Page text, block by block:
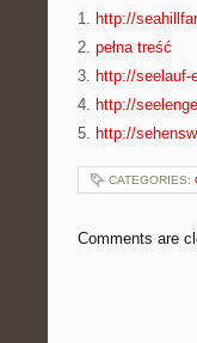
1. http://
2. pełna treść
3. http://seelauf-
4. http://
5. http://
CATEGORIES:
Comments are